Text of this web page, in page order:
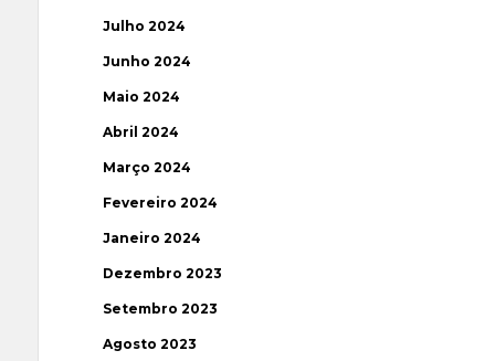
Julho 2024
Junho 2024
Maio 2024
Abril 2024
Março 2024
Fevereiro 2024
Janeiro 2024
Dezembro 2023
Setembro 2023
Agosto 2023